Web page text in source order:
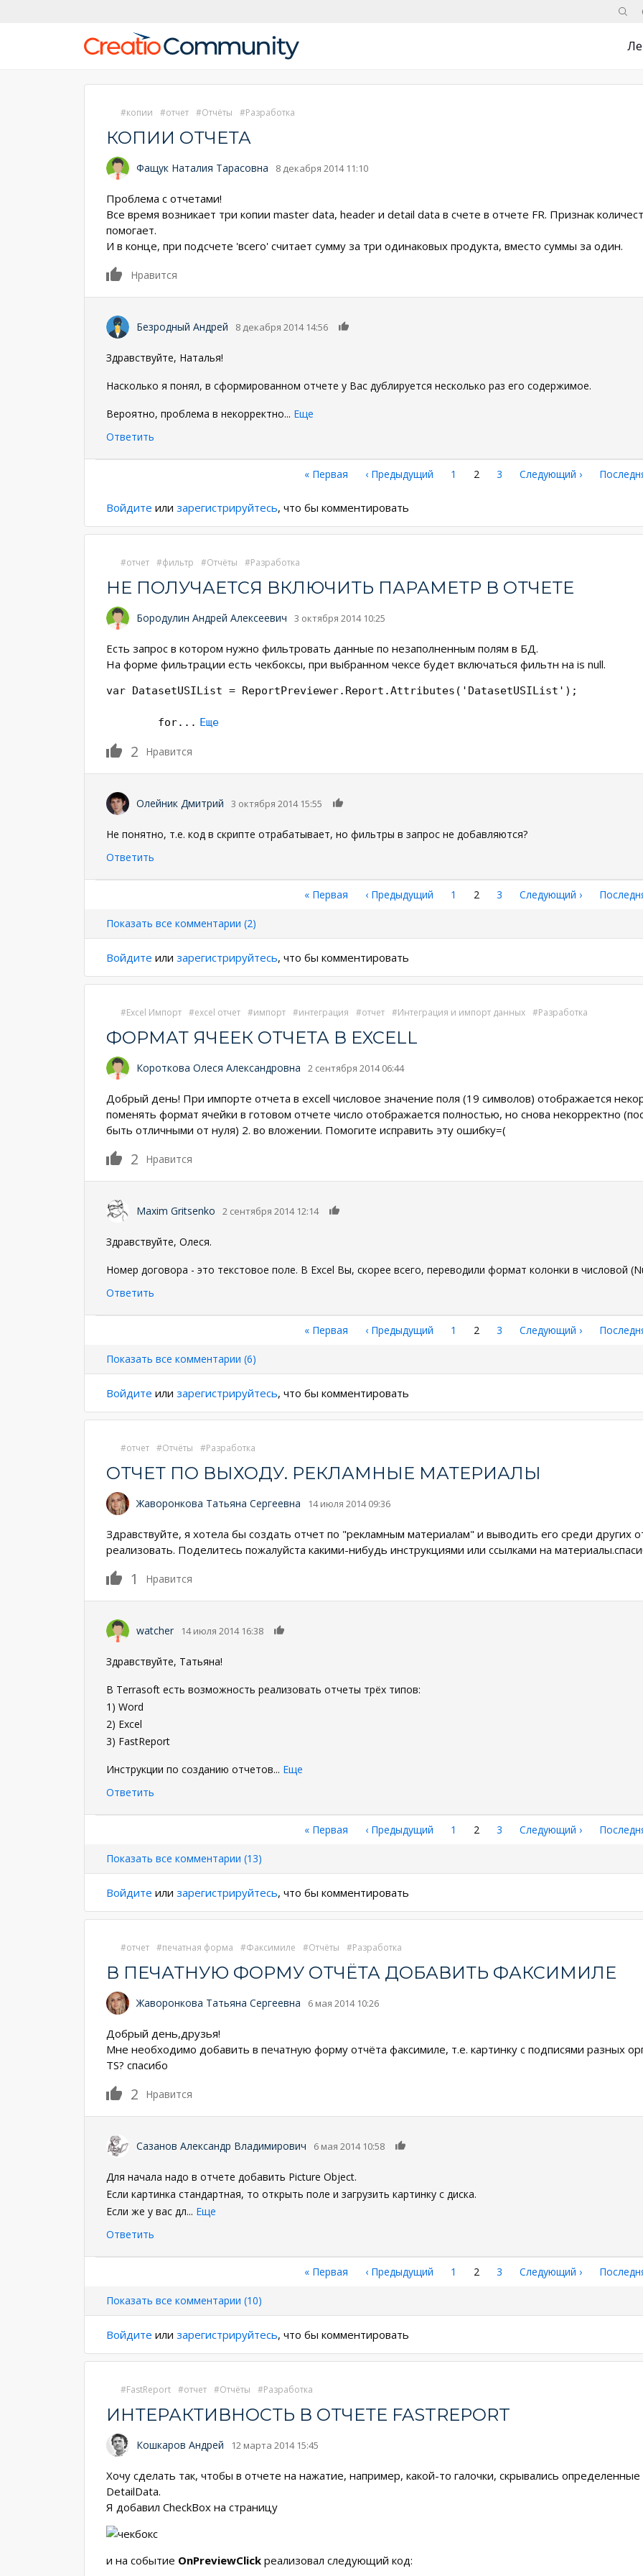
копии отчет Отчёты Разработка
КОПИИ ОТЧЕТА
Фащук Наталия Тарасовна 8 декабря 2014 11:10
Проблема с отчетами!
Все время возникает три копии master data, header и detail data в счете в отчете FR. Признак
помогает.
И в конце, при подсчете 'всего' считает сумму за три одинаковых продукта, вместо суммы за один.
0
Нравится
Безродный Андрей 8 декабря 2014 14:56
Здравствуйте, Наталья!
Насколько я понял, в сформированном отчете у Вас дублируется несколько раз его содержимое.
Вероятно, проблема в некорректно... Еще
Ответить
Первая
« Первая ←
‹ Предыдущий Страница
1
Текущая
2 Страница
3
Следующая
Следующий ›
Войдите или зарегистрируйтесь, что бы комментировать
отчет фильтр Отчёты Разработка
НЕ ПОЛУЧАЕТСЯ ВКЛЮЧИТЬ ПАРАМЕТР В ОТЧЕТЕ
Бородулин Андрей Алексеевич 3 октября 2014 10:25
Есть запрос в котором нужно фильтровать данные по незаполненным полям в БД.
На форме фильтрации есть чекбоксы, при выбранном чексе будет включаться фильтн на is null.
var DatasetUSIList = ReportPreviewer.Report.Attributes('DatasetUSIList');
for... Еще
2 Нравится
Олейник Дмитрий 3 октября 2014 15:55
Не понятно, т.е. код в скрипте отрабатывает, но фильтры в запрос не добавляются?
Ответить
страниц
Первая
« Первая ←
‹ Предыдущий Страница
1
Текущая
2 Страница
3
Следующая
Следующий ›
Показать все комментарии (2)
Войдите или зарегистрируйтесь, что бы комментировать
Excel Импорт excel отчет импорт интеграция отчет Интеграция и импорт данных Разработка
ФОРМАТ ЯЧЕЕК ОТЧЕТА В EXCELL
Короткова Олеся Александровна 2 сентября 2014 06:44
Добрый день! При импорте отчета в excell числовое значение поля (19 символов) отображается
поменять формат ячейки в готовом отчете число отображается полностью, но снова некорректно
быть отличными от нуля) 2. во вложении. Помогите исправить эту ошибку=(
2 Нравится
Maxim Gritsenko 2 сентября 2014 12:14
Здравствуйте, Олеся.
Номер договора - это текстовое поле. В Excel Вы, скорее всего, переводили формат колонки в числовой
Ответить
страниц
Первая
« Первая ←
‹ Предыдущий Страница
1
Текущая
2 Страница
3
Следующая
Следующий ›
Показать все комментарии (6)
Войдите или зарегистрируйтесь, что бы комментировать
отчет Отчёты Разработка
ОТЧЕТ ПО ВЫХОДУ. РЕКЛАМНЫЕ МАТЕРИАЛЫ
Жаворонкова Татьяна Сергеевна 14 июля 2014 09:36
Здравствуйте, я хотела бы создать отчет по "рекламным материалам" и выводить его среди других
реализовать. Поделитесь пожалуйста какими-нибудь инструкциями или ссылками на
1 Нравится
watcher 14 июля 2014 16:38
Здравствуйте, Татьяна!
В Terrasoft есть возможность реализовать отчеты трёх типов:
1) Word
2) Excel
3) FastReport
Инструкции по созданию отчетов... Еще
Ответить
страниц
Первая
« Первая ←
‹ Предыдущий Страница
1
Текущая
2 Страница
3
Следующая
Следующий ›
Показать все комментарии (13)
Войдите или зарегистрируйтесь, что бы комментировать
отчет печатная форма Факсимиле Отчёты Разработка
В ПЕЧАТНУЮ ФОРМУ ОТЧЁТА ДОБАВИТЬ ФАКСИМИЛЕ
Жаворонкова Татьяна Сергеевна 6 мая 2014 10:26
Добрый день,друзья!
Мне необходимо добавить в печатную форму отчёта факсимиле, т.е. картинку с подписями разных
TS? спасибо
2 Нравится
Сазанов Александр Владимирович 6 мая 2014 10:58
Для начала надо в отчете добавить Picture Object.
Если картинка стандартная, то открыть поле и загрузить картинку с диска.
Если же у вас дл... Еще
Ответить
страниц
Первая
« Первая ←
‹ Предыдущий Страница
1
Текущая
2 Страница
3
Следующая
Следующий ›
Показать все комментарии (10)
Войдите или зарегистрируйтесь, что бы комментировать
FastReport отчет Отчёты Разработка
ИНТЕРАКТИВНОСТЬ В ОТЧЕТЕ FASTREPORT
Кошкаров Андрей 12 марта 2014 15:45
Хочу сделать так, чтобы в отчете на нажатие, например, какой-то галочки, скрывались
DetailData.
Я добавил CheckBox на страницу
и на событие OnPreviewClick реализовал следующий код: